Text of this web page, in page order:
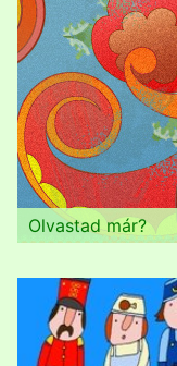
Olvastad már?